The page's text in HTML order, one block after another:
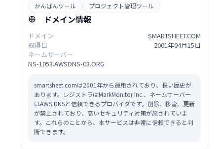
かんばんツール プロジェクト管理ツール
ドメイン情報
ドメイン
SMARTSHEET.COM
取得日
2001年04月15日
ネームサーバー
NS-1053.AWSDNS-03.ORG
smartsheet.comは2001年から運用されており、長い歴史が
あります。レジストラはMarkMonitor Inc.、ネームサーバー
はAWS DNSと信頼できるプロバイダです。削除、移管、更新
が禁止されており、高いセキュリティ対策が施されていま
す。これらのことから、本サービスは非常に信頼できると判
断できます。